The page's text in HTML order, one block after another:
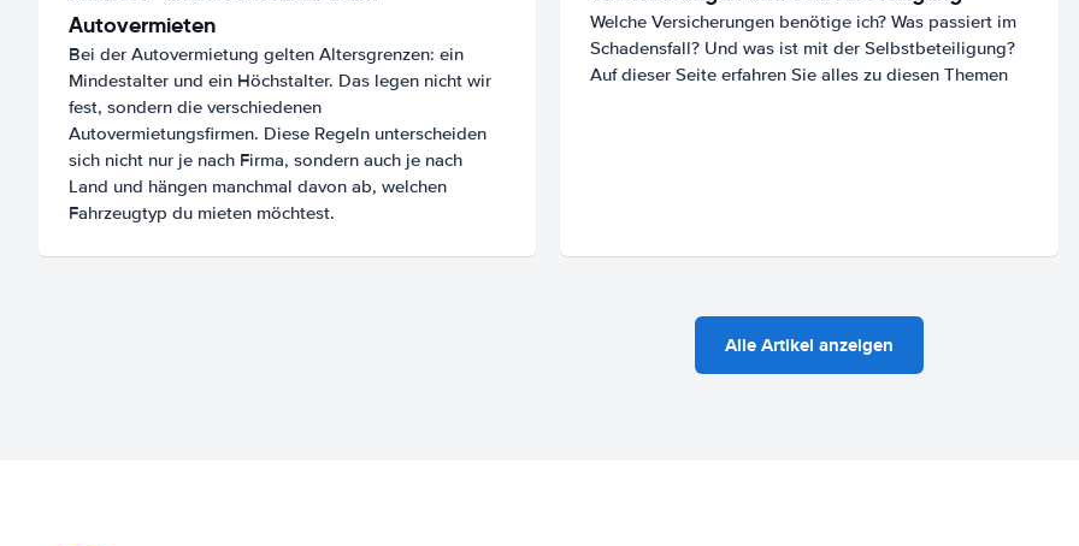
Autovermieten
Bei der Autovermietung gelten Altersgrenzen: ein
Mindestalter und ein Höchstalter. Das legen nicht wir
fest, sondern die verschiedenen
Autovermietungsfirmen. Diese Regeln unterscheiden
sich nicht nur je nach Firma, sondern auch je nach
Land und hängen manchmal davon ab, welchen
Fahrzeugtyp du mieten möchtest.
Welche Versicherungen benötige ich? Was passiert im
Schadensfall? Und was ist mit der Selbstbeteiligung?
Auf dieser Seite erfahren Sie alles zu diesen Themen
Alle Artikel anzeigen